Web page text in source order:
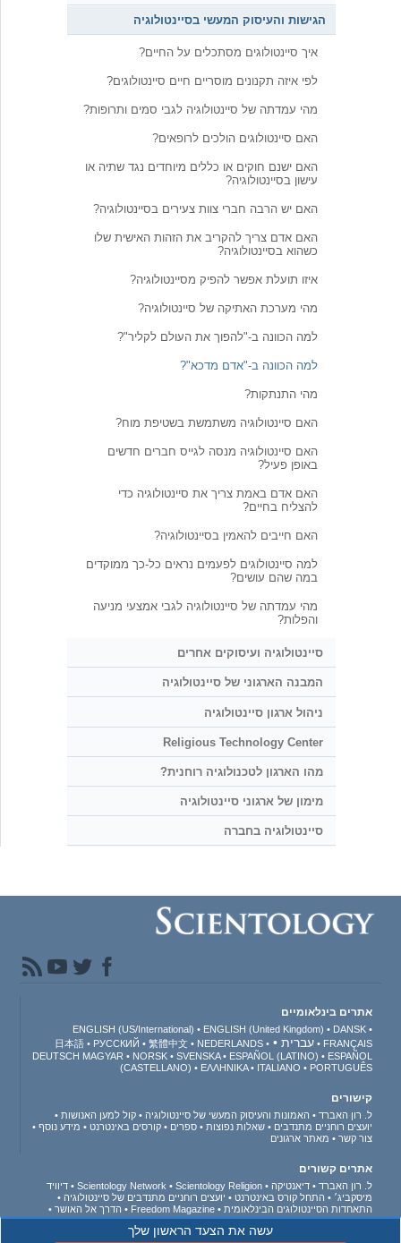
הגישות והעיסוק המעשי בסיינטולוגיה
איך סיינטולוגים מסתכלים על החיים?
לפי איזה תקנונים מוסריים חיים סיינטולוגים?
מהי עמדתה של סיינטולוגיה לגבי סמים ותרופות?
האם סיינטולוגים הולכים לרופאים?
האם ישנם חוקים או כללים מיוחדים נגד שתיה או
עישון בסיינטולוגיה?
האם יש הרבה חברי צוות צעירים בסיינטולוגיה?
האם אדם צריך להקריב את הזהות האישית שלו
כשהוא בסיינטולוגיה?
איזו תועלת אפשר להפיק מסיינטולוגיה?
מהי מערכת האתיקה של סיינטולוגיה?
למה הכוונה ב-"להפוך את העולם לקליר"?
למה הכוונה ב-"אדם מדכא"?
מהי התנתקות?
האם סיינטולוגיה משתמשת בשטיפת מוח?
האם סיינטולוגיה מנסה לגייס חברים חדשים
באופן פעיל?
האם אדם באמת צריך את סיינטולוגיה כדי
להצליח בחיים?
האם חייבים להאמין בסיינטולוגיה?
למה סיינטולוגים לפעמים נראים כל-כך ממוקדים
במה שהם עושים?
מהי עמדתה של סיינטולוגיה לגבי אמצעי מניעה
והפלות?
סיינטולוגיה ועיסוקים אחרים
המבנה הארגוני של סיינטולוגיה
ניהול ארגון סיינטולוגיה
Religious Technology Center
מהו הארגון לטכנולוגיה רוחנית?
מימון של ארגוני סיינטולוגיה
סיינטולוגיה בחברה
עשה את הצעד הראשון שלך
אתרים בינלאומיים
ENGLISH (US/International) ENGLISH (United Kingdom)
DANSK
FRANÇAIS
עברית 日本語 РУССКИЙ 繁體中文
NEDERLANDS
DEUTSCH MAGYAR NORSK SVENSKA ESPAÑOL (LATINO)
ESPAÑOL
(CASTELLANO)
ΕΛΛΗΝΙΚA ITALIANO PORTUGUÊS
קישורים
ל. רון האברד האמונות והעיסוק המעשי של סיינטולוגיה
קול למען האנושות
יועצים רוחניים מתנדבים
שאלות נפוצות ספרים קורסים באינטרנט
מידע נוסף
צור קשר
מאתר ארגונים
אתרים קשורים
ל. רון האברד דיאנטיקה Scientology Network Scientology Religion
דיוויד
מיסקביג׳
התחל קורס באינטרנט
יועצים רוחניים מתנדבים של סיינטולוגיה
התאחדות הסיינטולוגים הבינלאומית
Freedom Magazine
הדרך אל האושר
תומכים בעולם ללא סמים
מאוחדים למען זכויות האדם
נוער למען זכויות האדם
ועדת האזרחים לזכויות האדם